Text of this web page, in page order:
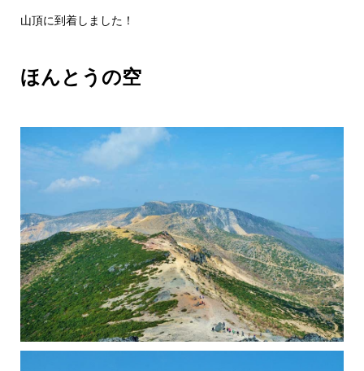
山頂に到着しました！
ほんとうの空